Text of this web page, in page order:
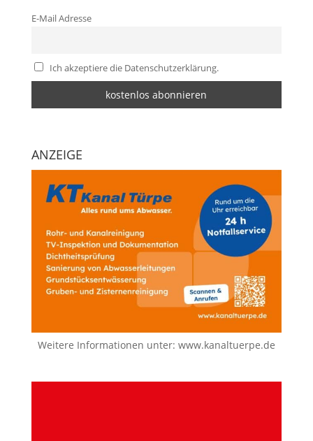
E-Mail Adresse
Ich akzeptiere die Datenschutzerklärung.
ANZEIGE
Weitere Informationen unter: www.kanaltuerpe.de